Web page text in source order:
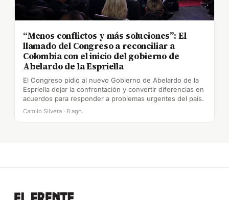
“Menos conflictos y más soluciones”: El
llamado del Congreso a reconciliar a
Colombia con el inicio del gobierno de
Abelardo de la Espriella
El Congreso pidió al nuevo Gobierno de Abelardo de la
Espriella dejar la confrontación y convertir diferencias en
acuerdos para responder a problemas urgentes del país.
Camilo Silvera · 8 ago.